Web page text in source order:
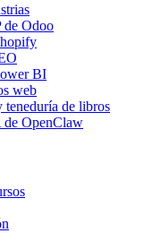
de Odoo
BI
web
teneduría de libros
de OpenClaw